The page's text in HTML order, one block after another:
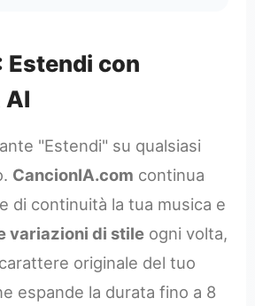
Estendi con
AI
"Estendi" su qualsiasi
CancionIA.com continua
di continuità la tua musica e
variazioni di stile ogni volta,
originale del tuo
espande la durata fino a 8